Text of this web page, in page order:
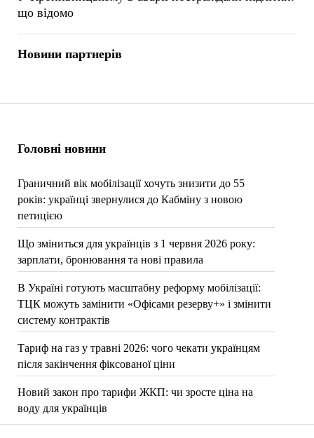
Головні новини
Граничний вік мобілізації хочуть знизити до 55
років: українці звернулися до Кабміну з новою
петицією
Що зміниться для українців з 1 червня 2026 року:
зарплати, бронювання та нові правила
В Україні готують масштабну реформу мобілізації:
ТЦК можуть замінити «Офісами резерву+» і змінити
систему контрактів
Тариф на газ у травні 2026: чого чекати українцям
після закінчення фіксованої ціни
Новий закон про тарифи ЖКП: чи зросте ціна на
воду для українців
що відомо
Новини партнерів